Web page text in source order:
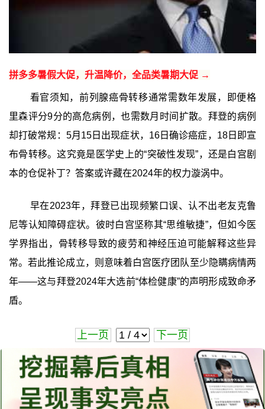
拼多多暑假大促，升温降价，全品类暑期大促 →
看官须知，前列腺癌骨转移通常需数年发展，即便格
里森评分9分的高危病例，也需数月时间扩散。拜登的病例
却打破常规：5月15日出现症状，16日确诊癌症，18日即宣
布骨转移。这究竟是医学史上的“突破性发现”，还是白宫剧
本的仓促补丁？答案或许藏在2024年的权力漩涡中。
早在2023年，拜登已出现频繁口误、认不出老友克鲁
尼等认知障碍症状。彼时白宫坚称其“思维敏捷”，但如今医
学界指出，骨转移导致的疲劳和神经压迫可能解释这些异
常。若此推论成立，则意味着白宫医疗团队至少隐瞒病情两
年——这与拜登2024年大选前“体检健康”的声明形成致命矛
盾。
上一页 下一页